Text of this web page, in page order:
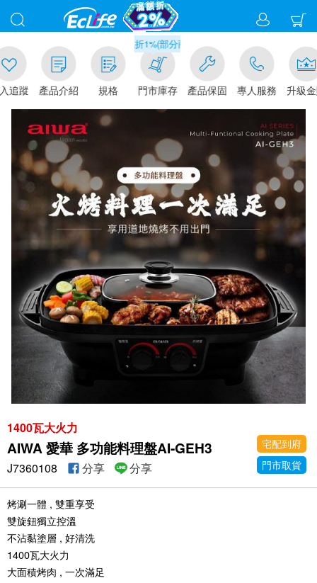
蹤 產品介紹 規格
滿千元門市取貨現折1%(部分商品不適用)-請點我看
門市庫存 產品保固 專人服務 升級金賺
1400瓦大火力
AIWA 愛華 多功能料理盤AI-GEH3
宅配到府
門市取貨
J7360108 分享 分享
烤涮一體 , 雙重享受
雙旋鈕獨立控溫
不沾黏塗層 , 好清洗
1400瓦大火力
大面積烤肉 , 一次滿足